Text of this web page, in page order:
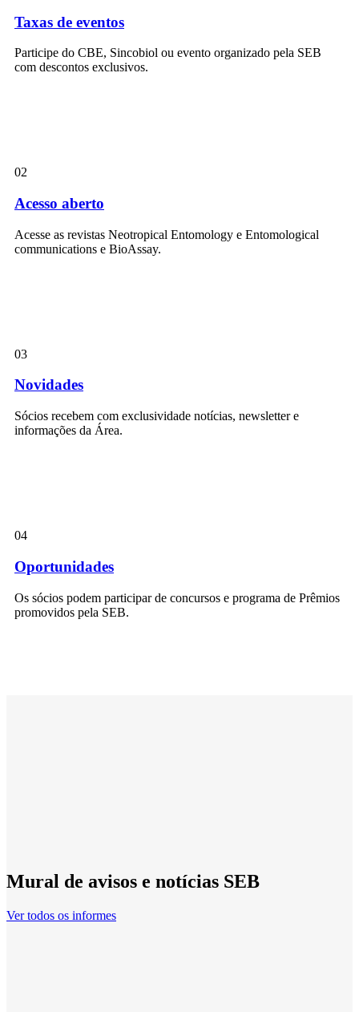
Taxas de eventos
Participe do CBE, Sincobiol ou evento organizado pela SEB
com descontos exclusivos.
02
Acesso aberto
Acesse as revistas Neotropical Entomology e Entomological
communications e BioAssay.
03
Novidades
Sócios recebem com exclusividade notícias, newsletter e
informações da Área.
04
Oportunidades
Os sócios podem participar de concursos e programa de Prêmios
promovidos pela SEB.
Mural de avisos e notícias SEB
Ver todos os informes